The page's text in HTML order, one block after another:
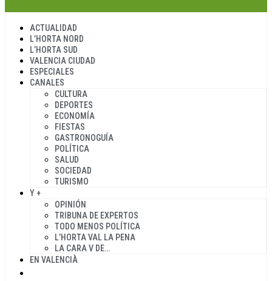
ACTUALIDAD
L’HORTA NORD
L’HORTA SUD
VALENCIA CIUDAD
ESPECIALES
CANALES
CULTURA
DEPORTES
ECONOMÍA
FIESTAS
GASTRONOGUÍA
POLÍTICA
SALUD
SOCIEDAD
TURISMO
Y +
OPINIÓN
TRIBUNA DE EXPERTOS
TODO MENOS POLÍTICA
L’HORTA VAL LA PENA
LA CARA V DE…
EN VALENCIÀ